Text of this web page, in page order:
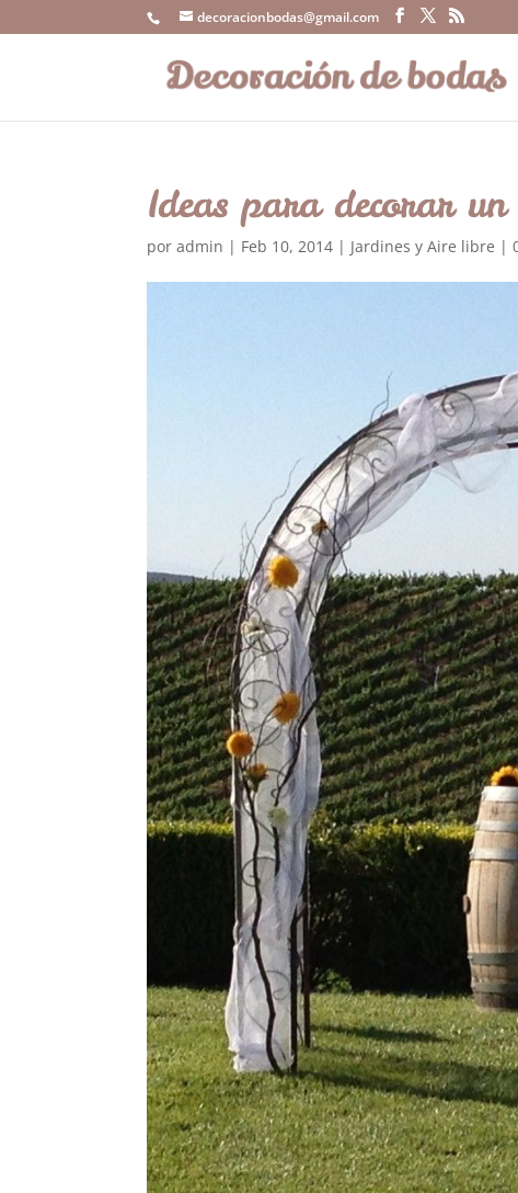
decoracionbodas@gmail.com
Ideas para decorar
poradmin | Feb 10, 2014 | Jardines y Aire libre |